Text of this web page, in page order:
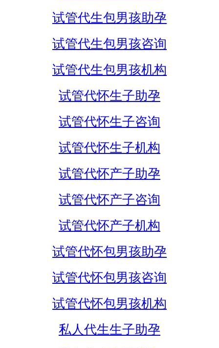
试管代生包男孩助孕
试管代生包男孩咨询
试管代生包男孩机构
试管代怀生子助孕
试管代怀生子咨询
试管代怀生子机构
试管代怀产子助孕
试管代怀产子咨询
试管代怀产子机构
试管代怀包男孩助孕
试管代怀包男孩咨询
试管代怀包男孩机构
私人代生生子助孕